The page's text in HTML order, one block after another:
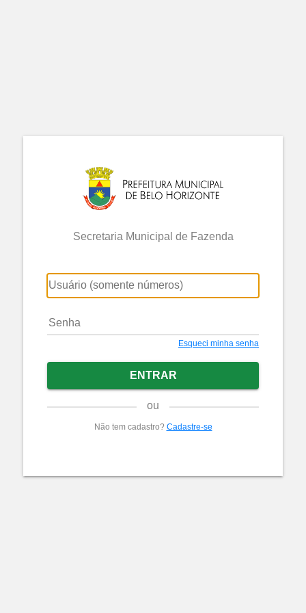
Secretaria Municipal de Fazenda
Esqueci minha senha
ENTRAR
ou
Não tem cadastro? Cadastre-se